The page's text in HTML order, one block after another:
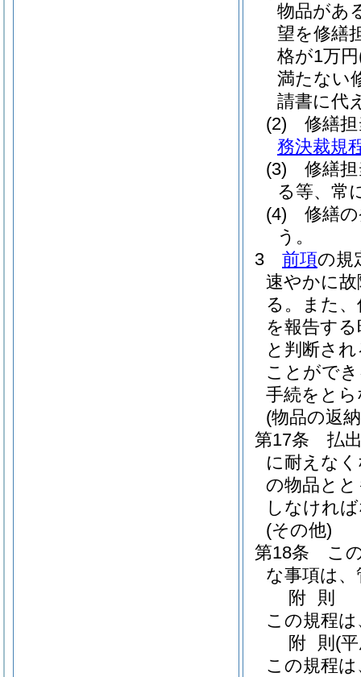
物品があ
望を修繕
格が1万円
満たない
請書に代
(2)
修繕
務決裁規
(3)
修繕
る等、常
(4)
修繕
う。
3
前項の規
速やかに
る。
また
を報告す
と判断さ
ことがで
手続をと
(物品の返
第17条
払
に耐えな
の物品と
しなけれ
(その他)
第18条
こ
な事項は
附 則
この規程
附 則 (
この規程